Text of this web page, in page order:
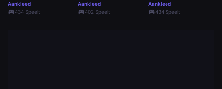
Aankleed
sports_esports434 Speelt
Aankleed
sports_esports402 Speelt
Aankleed
sports_esports434 Speelt